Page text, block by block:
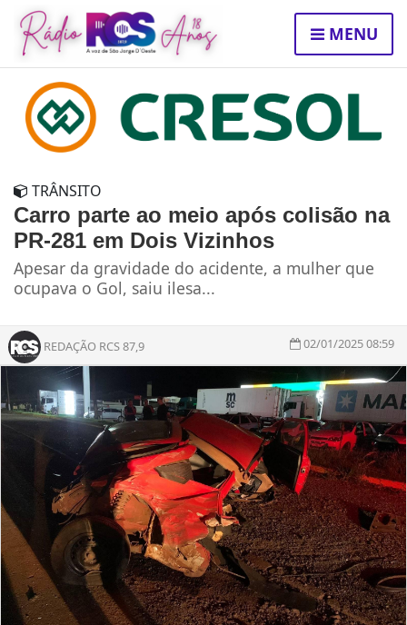
MENU
TRÂNSITO
Carro parte ao meio após colisão na
PR-281 em Dois Vizinhos
Apesar da gravidade do acidente, a mulher que
ocupava o Gol, saiu ilesa...
REDAÇÃO RCS 87,9 02/01/2025 08:59